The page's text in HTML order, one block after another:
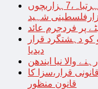
حماس اسرائیل جنگ،2ماہ مکمل: غزہ شہرتباہ،7ہزاربچوں
پر فردجرم عائد
کو دہشتگرد قرار
دیدیا
والا نیا ایندھن
قرار،سزا کا
قانون منظور